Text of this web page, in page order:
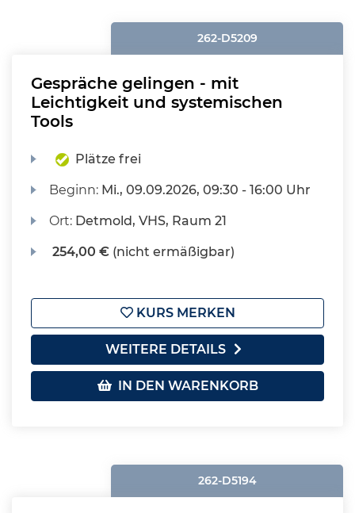
262-D5209
Gespräche gelingen - mit
Leichtigkeit und systemischen
Tools
Plätze frei
Beginn: Mi., 09.09.2026, 09:30 - 16:00 Uhr
Ort: Detmold, VHS, Raum 21
254,00 € (nicht ermäßigbar)
KURS MERKEN
WEITERE DETAILS
IN DEN WARENKORB
262-D5194